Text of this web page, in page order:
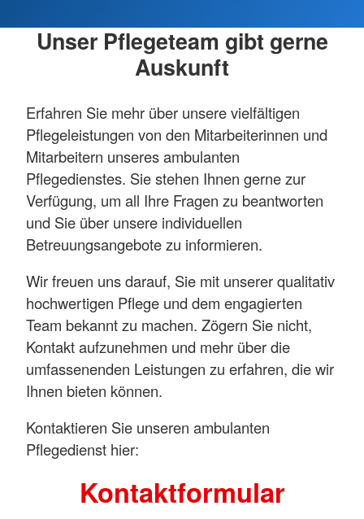
Unser Pflegeteam gibt gerne
Auskunft
Erfahren Sie mehr über unsere vielfältigen
Pflegeleistungen von den Mitarbeiterinnen und
Mitarbeitern unseres ambulanten
Pflegedienstes. Sie stehen Ihnen gerne zur
Verfügung, um all Ihre Fragen zu beantworten
und Sie über unsere individuellen
Betreuungsangebote zu informieren.
Wir freuen uns darauf, Sie mit unserer qualitativ
hochwertigen Pflege und dem engagierten
Team bekannt zu machen. Zögern Sie nicht,
Kontakt aufzunehmen und mehr über die
umfassenenden Leistungen zu erfahren, die wir
Ihnen bieten können.
Kontaktieren Sie unseren ambulanten
Pflegedienst hier:
Kontaktformular